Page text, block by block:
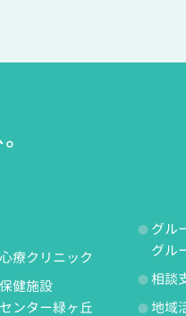
療クリニック
健施設
ンター緑ヶ丘
グル
グル
相談
地域